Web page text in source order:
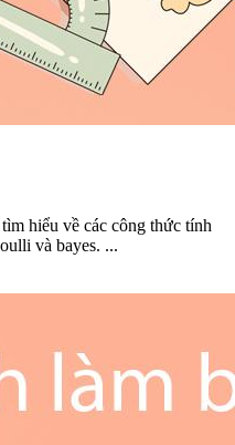
hiểu về các công thức tính
và bayes. ...